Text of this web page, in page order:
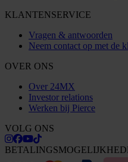
KLANTENSERVICE
Vragen & antwoorden
Neem contact op met de
OVER ONS
Over 24MX
Investor relations
Werken bij Pierce
VOLG ONS